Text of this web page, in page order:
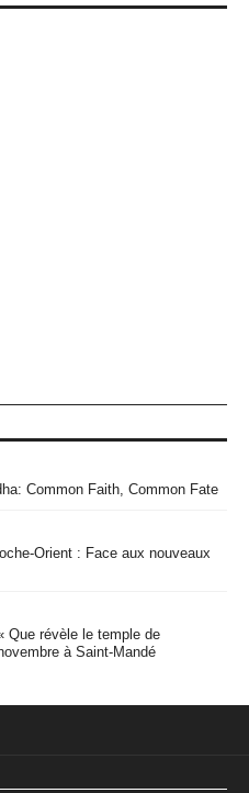
Common Faith, Common Fate
Orient : Face aux nouveaux
Que révèle le temple de
à Saint-Mandé